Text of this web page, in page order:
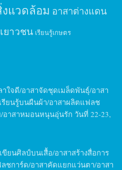
แวดล้อม อาสาต่างแดน
ยาวชน เรียนรู้เกษตร
ใจดี/อาสาจัดชุดเมล็ดพันธุ์/อาสา
รียนรู้บนผืนผ้า/อาสาผลิตแฟลช
อาสาหมอนหนุนอุ่นรัก วันที่ 22-23,
ขียนศิลป์บนเสื้อ/อาสาสร้างสื่อการ
ชการ์ด/อาสาคัดแยกแว่นตา/อาสา